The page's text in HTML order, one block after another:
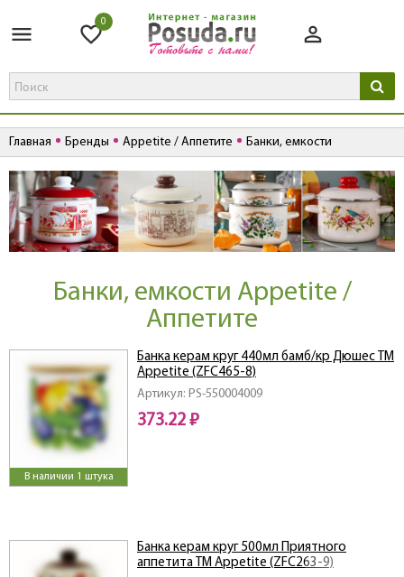
0
Главная Бренды Appetite / Аппетите Банки, емкости
Банки, емкости Appetite /
Аппетите
В наличии 1 штука
Артикул: PS-550004009
Банка керам круг 440мл бамб/кр Дюшес ТМ
Appetite (ZFC465-8)
373.22 ₽
Банка керам круг 500мл Приятного
аппетита ТМ Appetite (ZFC263-9)